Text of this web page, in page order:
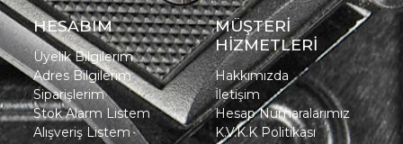
HESABIM
Üyelik Bilgilerim
Adres Bilgilerim
Siparişlerim
Stok Alarm Listem
Alışveriş Listem
MÜŞTERİ
HİZMETLERİ
Hakkımızda
İletişim
Hesap Numaralarımız
K.V.K.K Politikası